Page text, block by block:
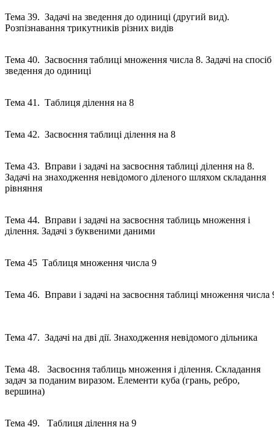
Тема 39. Задачі на зведення до одиниці (другий вид).
Розпізнавання трикутників різних видів
Тема 40. Засвоєння таблиці множення числа 8. Задачі на спосіб
зведення до одиниці
Тема 41. Таблиця ділення на 8
Тема 42. Засвоєння таблиці ділення на 8
Тема 43. Вправи і задачі на засвоєння таблиці ділення на 8.
Задачі на знаходження невідомого діленого шляхом складання
рівняння
Тема 44. Вправи і задачі на засвоєння таблиць множення і
ділення. Задачі з буквеними даними
Тема 45 Таблиця множення числа 9
Тема 46. Вправи і задачі на засвоєння таблиці множення числа
Тема 47. Задачі на дві дії. Знаходження невідомого дільника
Тема 48. Засвоєння таблиць множення і ділення. Складання
задач за поданим виразом. Елементи куба (грань, ребро,
вершина)
Тема 49. Таблиця ділення на 9